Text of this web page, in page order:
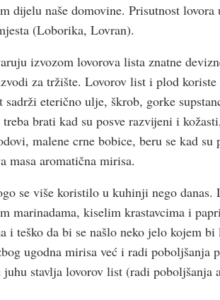
dijelu naše domovine. Prisutnost
(Loborika, Lovran).
izvozom lovorova lista znatne
za tržište. Lovorov list i plod
eterično ulje, škrob, gorke
brati kad su posve razvijeni i
malene crne bobice, beru se kad su
masa aromatična mirisa.
se više koristilo u kuhinji nego danas.
marinadama, kiselim krastavcima i
teško da bi se našlo neko jelo kojem
ugodna mirisa već i radi poboljšanja
stavlja lovorov list (radi poboljšanja